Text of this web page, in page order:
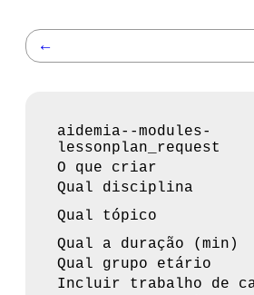
←
aidemia--modules-
lessonplan_request
O que criar
Qual disciplina
Qual tópico
Qual a duração (min)
Qual grupo etário
Incluir trabalho de